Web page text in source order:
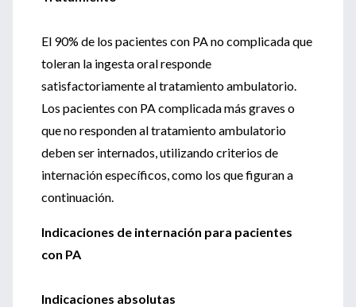
El 90% de los pacientes con PA no complicada que
toleran la ingesta oral responde
satisfactoriamente al tratamiento ambulatorio.
Los pacientes con PA complicada más graves o
que no responden al tratamiento ambulatorio
deben ser internados, utilizando criterios de
internación específicos, como los que figuran a
continuación.
Indicaciones de internación para pacientes
con PA
Indicaciones absolutas